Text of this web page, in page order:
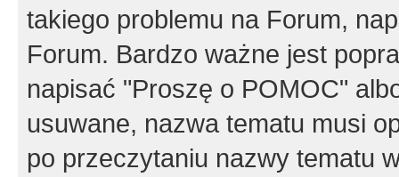
takiego problemu na Forum,
Forum. Bardzo ważne jest
napisać "Proszę o POMOC"
usuwane, nazwa tematu musi
po przeczytaniu nazwy tematu